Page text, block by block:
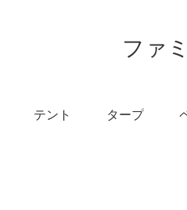
ファ
テント タープ